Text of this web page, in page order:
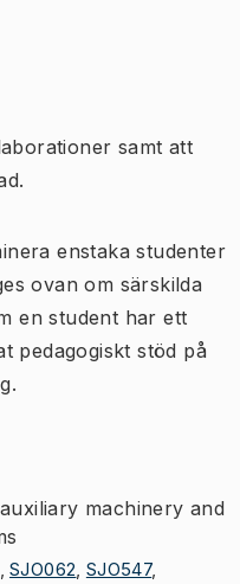
samt att
enstaka studenter
ovan om särskilda
en student har ett
pedagogiskt stöd på
machinery and
SJO062 SJO547,